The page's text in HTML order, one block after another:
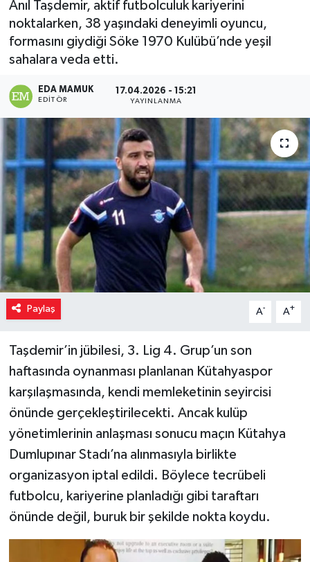
Anıl Taşdemir, aktif futbolculuk kariyerini
noktalarken, 38 yaşındaki deneyimli oyuncu,
formasını giydiği Söke 1970 Kulübü’nde yeşil
sahalara veda etti.
EDA MAMUK
EDITÖR
17.04.2026 - 15:21
YAYINLANMA
Paylaş A- A+
Taşdemir’in jübilesi, 3. Lig 4. Grup’un son
haftasında oynanması planlanan Kütahyaspor
karşılaşmasında, kendi memleketinin seyircisi
önünde gerçekleştirilecekti. Ancak kulüp
yönetimlerinin anlaşması sonucu maçın Kütahya
Dumlupınar Stadı’na alınmasıyla birlikte
organizasyon iptal edildi. Böylece tecrübeli
futbolcu, kariyerine planladığı gibi taraftarı
önünde değil, buruk bir şekilde nokta koydu.